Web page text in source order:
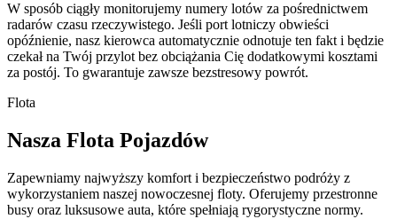
W sposób ciągły monitorujemy numery lotów za pośrednictwem
radarów czasu rzeczywistego. Jeśli port lotniczy obwieści
opóźnienie, nasz kierowca automatycznie odnotuje ten fakt i będzie
czekał na Twój przylot bez obciążania Cię dodatkowymi kosztami
za postój. To gwarantuje zawsze bezstresowy powrót.
Flota
Nasza Flota Pojazdów
Zapewniamy najwyższy komfort i bezpieczeństwo podróży z
wykorzystaniem naszej nowoczesnej floty. Oferujemy przestronne
busy oraz luksusowe auta, które spełniają rygorystyczne normy.